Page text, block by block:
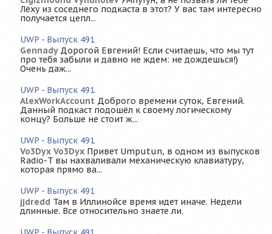
Лёху из соседнего подкаста в этот? У вас там интересно
получается цепл...
UWP - Выпуск 491
Gennady Дорогой Евгений! Если считаешь, что мы тут
про тебя забыли и давно не ждем: не дождешься!)
Очень даж...
UWP - Выпуск 491
AlexWorkAccount Доброго времени суток, Евгений.
Данный подкаст подошёл к своему логическому
концу? Больше не стоит ж...
UWP - Выпуск 491
Vo3Dyx Vo3Dyx Привет Umputun, в одном из выпусков
Radio-T вы нахваливали механическую клавиатуру,
которая прямо ва...
UWP - Выпуск 491
jjdredd Там в Иллинойсе время идет иначе. Недели
длинные. Все относительно знаете ли.